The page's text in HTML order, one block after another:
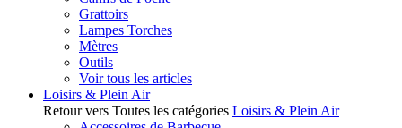
Grattoirs
Lampes Torches
Mètres
Outils
Voir tous les articles
Loisirs & Plein Air
Retour vers Toutes les catégories Loisirs & Plein Air